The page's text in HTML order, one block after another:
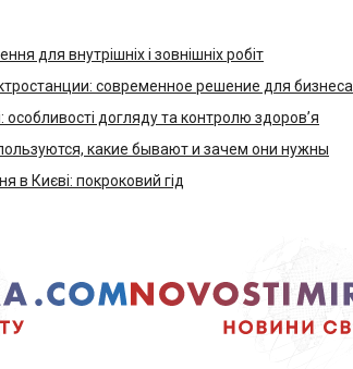
для внутрішніх і зовнішніх робіт
современное решение для бизнеса
особливості догляду та контролю здоров’я
какие бывают и зачем они нужны
в Києві: покроковий гід